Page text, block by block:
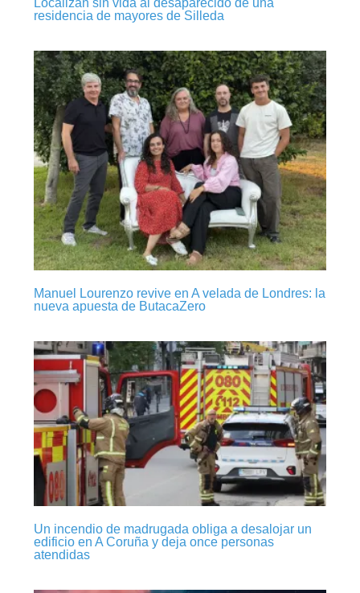
residencia de mayores de Silleda
Manuel Lourenzo revive en A velada de Londres: la
nueva apuesta de ButacaZero
Un incendio de madrugada obliga a desalojar un
edificio en A Coruña y deja once personas
atendidas